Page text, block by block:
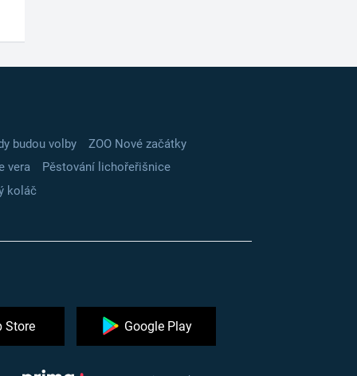
budou volby
ZOO Nové začátky
vera
Pěstování lichořeřišnice
koláč
Store Google Play